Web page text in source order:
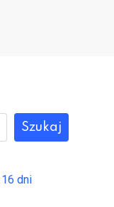
Szukaj
16 dni